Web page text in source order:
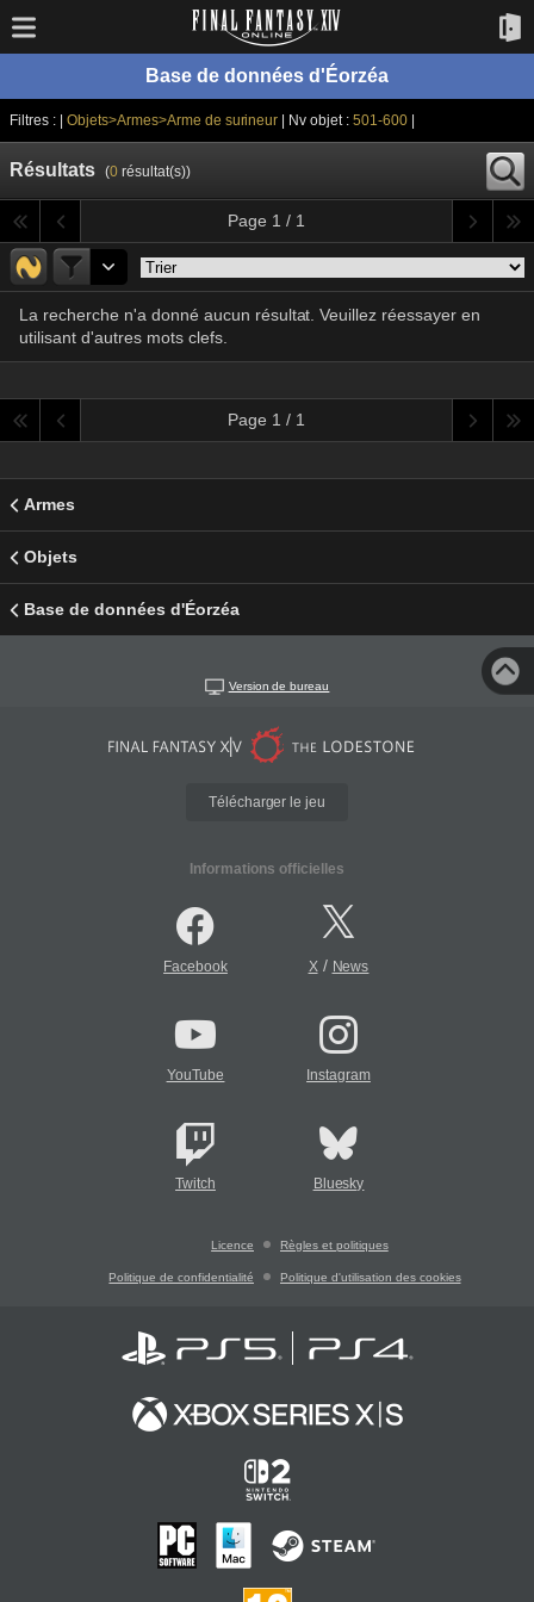
Base de données d'Éorzéa
Filtres : | Objets>Armes>Arme de surineur | Nv objet :501-600
Résultats (0résultat(s))
Page 1 / 1
La recherche n'a donné aucun résultat. Veuillez réessayer en
utilisant d'autres mots clefs.
Page 1 / 1
Armes
Objets
Base de données d'Éorzéa
Version de bureau
Télécharger le jeu
Informations officielles
Facebook X/ News
YouTube Instagram
Twitch Bluesky
Licence Règles et politiques
Politique de confidentialité Politique d'utilisation des cookies